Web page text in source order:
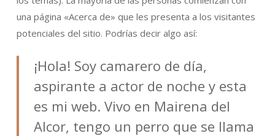
una página «Acerca de» que les presenta a los visitantes
potenciales del sitio. Podrías decir algo así:
¡Hola! Soy camarero de día,
aspirante a actor de noche y esta
es mi web. Vivo en Mairena del
Alcor, tengo un perro que se llama